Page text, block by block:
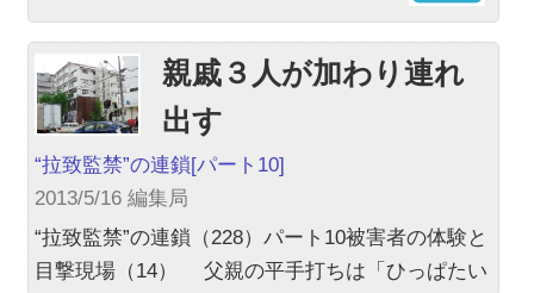
親戚３人が加わり連れ
出す
“拉致監禁”の連鎖[パート10]
2013/5/16 編集局
“拉致監禁”の連鎖（228）パート10被害者の体験と
目撃現場（14） 父親の平手打ちは「ひっぱたい